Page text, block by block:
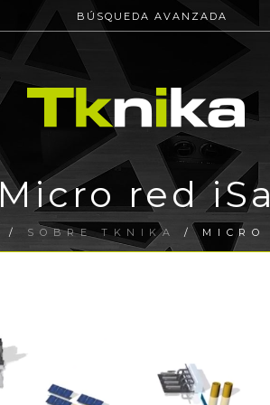
BÚSQUEDA AVANZADA
Micro red
/ SOBRE TKNIKA / MICRO